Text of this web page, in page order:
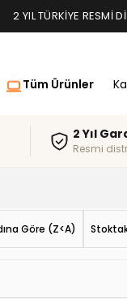
TAKSIT İMKANLARI,
Tüm Ürünler
2 Yıl
Resmi
Göre (Z<A)